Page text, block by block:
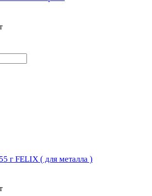
г FELIX ( для металла )